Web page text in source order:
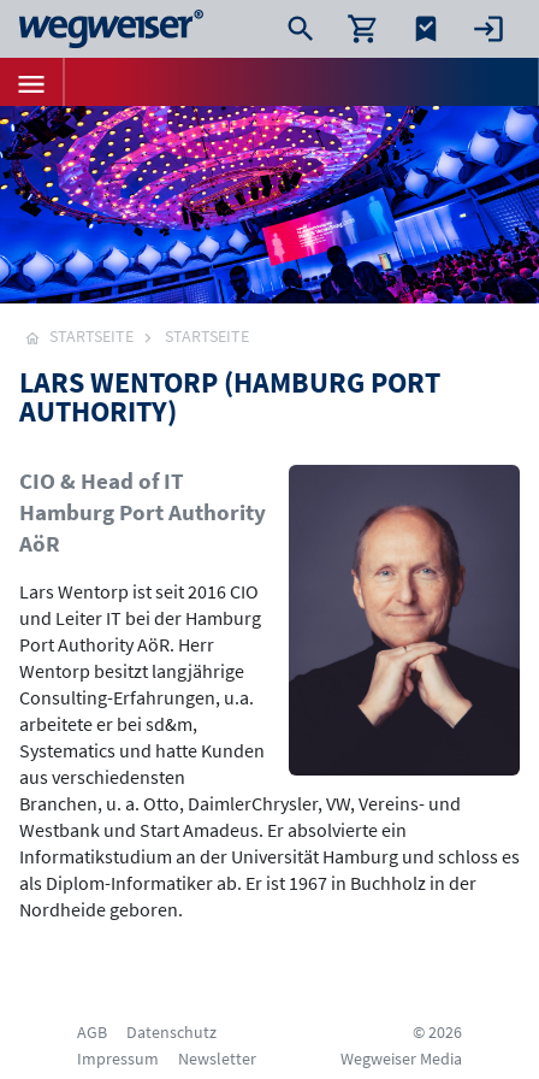
STARTSEITE STARTSEITE
LARS WENTORP (HAMBURG PORT
AUTHORITY)
Bild
CIO & Head of IT
Hamburg Port Authority
AöR
Lars Wentorp ist seit 2016 CIO
und Leiter IT bei der Hamburg
Port Authority AöR. Herr
Wentorp besitzt langjährige
Consulting-Erfahrungen, u.a.
arbeitete er bei sd&m,
Systematics und hatte Kunden
aus verschiedensten
Branchen, u. a. Otto, DaimlerChrysler, VW, Vereins- und
Westbank und Start Amadeus. Er absolvierte ein
Informatikstudium an der Universität Hamburg und schloss es
als Diplom-Informatiker ab. Er ist 1967 in Buchholz in der
Nordheide geboren.
AGB
Datenschutz
Impressum
Newsletter
© 2026
Wegweiser Media